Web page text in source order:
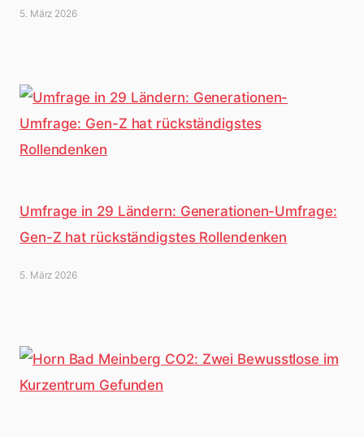
5. März 2026
Umfrage in 29 Ländern: Generationen-Umfrage:
Gen-Z hat rückständigstes Rollendenken
5. März 2026